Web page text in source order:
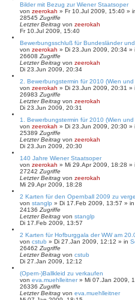
Bilder mit Bezug zur Wiener Staatsoper
von zeerokah » Fr 10.Jul 2009, 15:40 »
28545 Zugriffe
Letzter Beitrag von zeerokah
Fr 10.Jul 2009, 15:40
Bewerbungsschluß für Bundesländer
von zeerokah » Di 23.Jun 2009, 20:34 »
26608 Zugriffe
Letzter Beitrag von zeerokah
Di 23.Jun 2009, 20:34
2. Bewerbungstermin für 2010 (Wien
von zeerokah » Di 23.Jun 2009, 20:31 »
26983 Zugriffe
Letzter Beitrag von zeerokah
Di 23.Jun 2009, 20:31
1. Bewerbungstermin für 2010 (Wien
von zeerokah » Di 23.Jun 2009, 20:30 »
25389 Zugriffe
Letzter Beitrag von zeerokah
Di 23.Jun 2009, 20:30
140 Jahre Wiener Staatsoper
von zeerokah » Mi 29.Apr 2009, 18:28 »
27242 Zugriffe
Letzter Beitrag von zeerokah
Mi 29.Apr 2009, 18:28
2 Karten für den Opernball 2009 zu
von stanglp » Di 17.Feb 2009, 13:57 » in
24136 Zugriffe
Letzter Beitrag von stanglp
Di 17.Feb 2009, 13:57
2 Karten für Hofburggala der WW am
von cstub » Di 27.Jan 2009, 12:12 » in
26462 Zugriffe
Letzter Beitrag von cstub
Di 27.Jan 2009, 12:12
(Opern-)Ballkleid zu verkaufen
von eva.muehlleitner» Mi 07.Jan 2009,
26336 Zugriffe
Letzter Beitrag von eva.muehlleitner